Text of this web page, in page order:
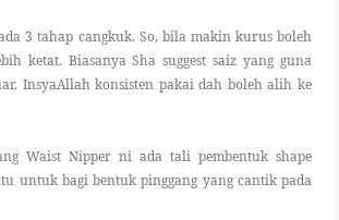
3 tahap cangkuk. So, bila makin kurus boleh
ketat. Biasanya Sha suggest saiz yang guna
InsyaAllah konsisten pakai dah boleh alih ke
Waist Nipper ni ada tali pembentuk shape
untuk bagi bentuk pinggang yang cantik pada